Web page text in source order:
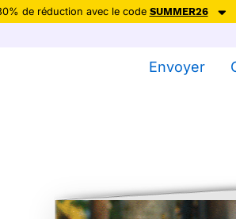
de réduction avec le code SUMMER26
Envoyer